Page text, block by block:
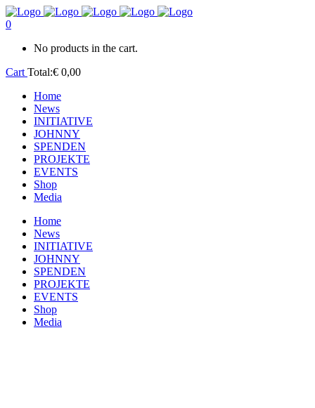
0
No products in the cart.
Cart Total:€ 0,00
Home
News
INITIATIVE
JOHNNY
SPENDEN
PROJEKTE
EVENTS
Shop
Media
Home
News
INITIATIVE
JOHNNY
SPENDEN
PROJEKTE
EVENTS
Shop
Media